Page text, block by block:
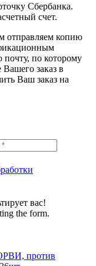
Сбербанка.
счет.
отправляем копию
по которому
заказ в
Ваш заказ на
вас!
the form.
против